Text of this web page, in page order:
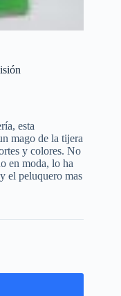
esta
mago de la tijera
y colores. No
en moda, lo ha
el peluquero mas